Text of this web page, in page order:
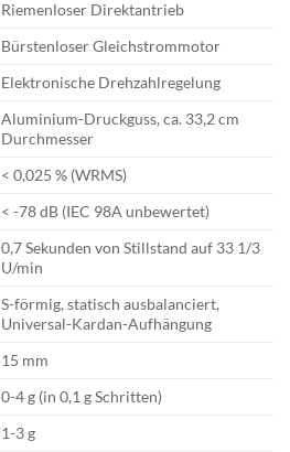
Riemenloser Direktantrieb
Bürstenloser Gleichstrommotor
Elektronische Drehzahlregelung
Aluminium-Druckguss, ca. 33,2 cm
Durchmesser
< 0,025 % (WRMS)
< -78 dB (IEC 98A unbewertet)
0,7 Sekunden von Stillstand auf 33 1/3
U/min
S-förmig, statisch ausbalanciert,
Universal-Kardan-Aufhängung
15 mm
0-4 g (in 0,1 g Schritten)
1-3 g